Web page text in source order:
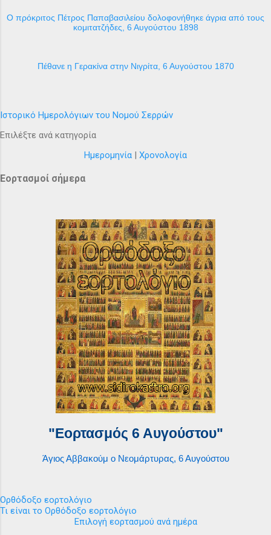
Ο πρόκριτος Πέτρος Παπαβασιλείου δολοφονήθηκε άγρια από τους
κομιτατζήδες, 6 Αυγούστου 1898
Πέθανε η Γερακίνα στην Νιγρίτα, 6 Αυγούστου 1870
Ιστορικό Ημερολόγιων του Νομού Σερρών
Επιλέξτε ανά κατηγορία
Ημερομηνία | Χρονολογία
Εορτασμοί σήμερα
"Εορτασμός 6 Αυγούστου"
Άγιος Αββακούμ ο Νεομάρτυρας, 6 Αυγούστου
Ορθόδοξο εορτολόγιο
Τι είναι το Ορθόδοξο εορτολόγιο
Επιλογή εορτασμού ανά ημέρα